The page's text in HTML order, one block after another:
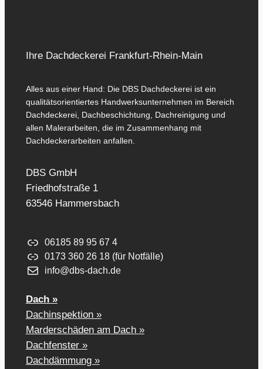
Ihre Dachdeckerei Frankfurt-Rhein-Main
Alles aus einer Hand: Die DBS Dachdeckerei ist ein
qualitätsorientiertes Handwerksunternehmen im Bereich
Dachdeckerei, Dachbeschichtung, Dachreinigung und
allen Malerarbeiten, die im Zusammenhang mit
Dachdeckerarbeiten anfallen.
DBS GmbH
Friedhofstraße 1
63546 Hammersbach
06185 89 95 67 4
0173 360 26 18 (für Notfälle)
info@dbs-dach.de
Dach »
Dachinspektion »
Marderschäden am Dach »
Dachfenster »
Dachdämmung »